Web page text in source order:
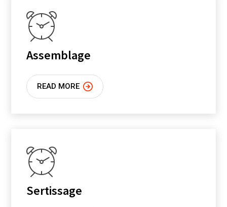
Assemblage
READ MORE
Sertissage